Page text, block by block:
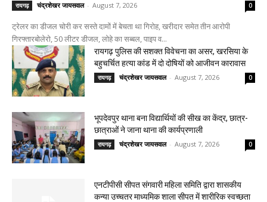
रायगढ़ चंद्रशेखर जायसवाल - August 7, 2026 0
ट्रेलर का डीजल चोरी कर सस्ते दामों में बेचता था गिरोह, खरीदार समेत तीन आरोपी
गिरफ्तारबोलेरो, 50 लीटर डीजल, लोहे का सब्बल, पाइप व...
रायगढ़ पुलिस की सशक्त विवेचना का असर, खरसिया के
बहुचर्चित हत्या कांड में दो दोषियों को आजीवन कारावास
रायगढ़ चंद्रशेखर जायसवाल - August 7, 2026 0
भूपदेवपुर थाना बना विद्यार्थियों की सीख का केंद्र, छात्र-
छात्राओं ने जाना थाना की कार्यप्रणाली
रायगढ़ चंद्रशेखर जायसवाल - August 7, 2026 0
एनटीपीसी सीपत संगवारी महिला समिति द्वारा शासकीय
कन्या उच्चतर माध्यमिक शाला सीपत में शारीरिक स्वच्छता